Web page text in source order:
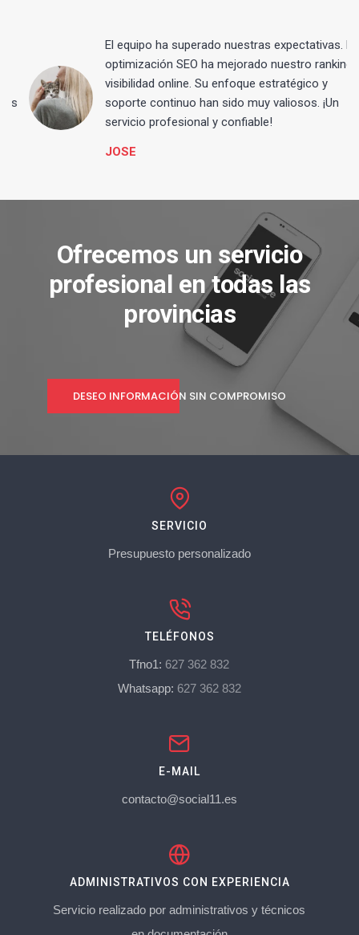
El equipo ha superado nuestras expectativas. La
optimización SEO ha mejorado nuestro ranking y
visibilidad online. Su enfoque estratégico y
soporte continuo han sido muy valiosos. ¡Un
servicio profesional y confiable!
JOSE
Ofrecemos un servicio
profesional en todas las
provincias
DESEO INFORMACIÓN SIN COMPROMISO
SERVICIO
Presupuesto personalizado
TELÉFONOS
Tfno1: 627 362 832
Whatsapp: 627 362 832
E-MAIL
contacto@social11.es
ADMINISTRATIVOS CON EXPERIENCIA
Servicio realizado por administrativos y técnicos